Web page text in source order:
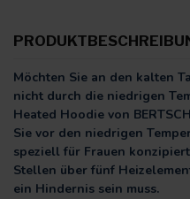
Möchten Sie an den kalten
nicht durch die niedrigen
Heated Hoodie von
Sie vor den niedrigen
speziell für Frauen
Stellen über fünf
ein Hindernis sein muss.